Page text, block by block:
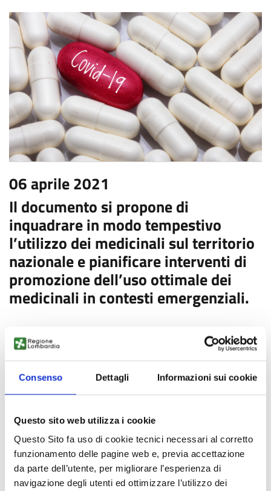
Consenso Dettagli Informazioni sui cookie
Questo sito web utilizza i cookie
Questo Sito fa uso di cookie tecnici necessari al corretto
funzionamento delle pagine web e, previa accettazione
da parte dell’utente, per migliorare l’esperienza di
navigazione degli utenti ed ottimizzare l’utilizzo dei
06 aprile 2021
Il documento si propone di
inquadrare in modo tempestivo
l’utilizzo dei medicinali sul territorio
nazionale e pianificare interventi di
promozione dell’uso ottimale dei
medicinali in contesti emergenziali.
L’emergenza sanitaria legata all’epidemia COVID-19 che ha
colpito l’Italia nei mesi di marzo e aprile e l’impatto che essa
ha avuto sulle strutture sanitarie di almeno una parte del
nostro Paese impongono una valutazione rigorosa, lucida e
razionale di quanto successo in quei mesi per trarne i corretti
In questo contesto è derivata l’esigenza di predisporre un
Rapporto OsMed specifico per fornire un quadro completo
dell’uso dei farmaci durante l’epidemia COVID-19. L’obiettivo
è quello di analizzare la tipologia di farmaci utilizzati per
fronteggiare il COVID-19, a livello ospedaliero e a livello